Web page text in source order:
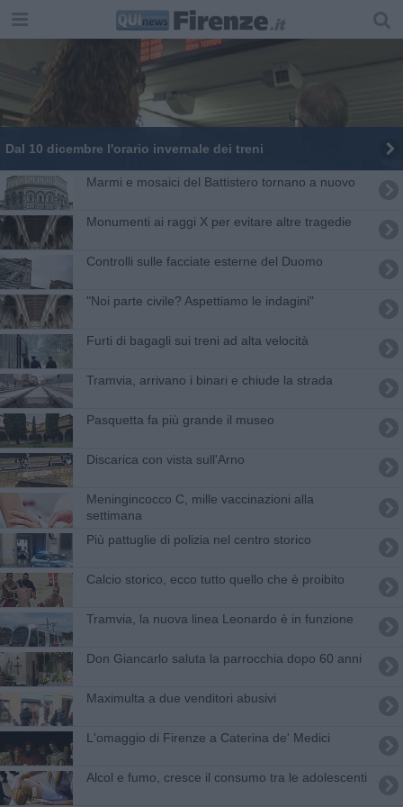
Dal 10 dicembre l'orario invernale dei treni
Marmi e mosaici del Battistero tornano a nuovo
Monumenti ai raggi X per evitare altre tragedie
Controlli sulle facciate esterne del Duomo
"Noi parte civile? Aspettiamo le indagini"
Furti di bagagli sui treni ad alta velocità
Tramvia, arrivano i binari e chiude la strada
Pasquetta fa più grande il museo
Discarica con vista sull'Arno
Meningincocco C, mille vaccinazioni alla
settimana
Più pattuglie di polizia nel centro storico
Calcio storico, ecco tutto quello che è proibito
Tramvia, la nuova linea Leonardo è in funzione
Don Giancarlo saluta la parrocchia dopo 60 anni
Maximulta a due venditori abusivi
L'omaggio di Firenze a Caterina de' Medici
Alcol e fumo, cresce il consumo tra le adolescenti